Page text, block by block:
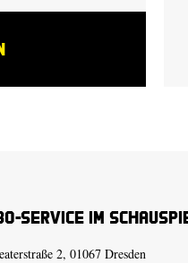
Service im
2, 01067 Dresden